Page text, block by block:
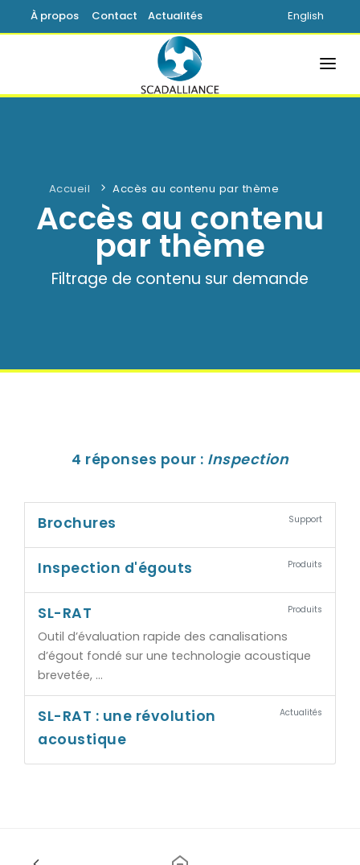
À propos Contact Actualités English
ACCUEIL
SERVICES
SAVOIR
Accueil Accès au contenu par thème
Accès au contenu
par thème
Filtrage de contenu sur demande
4 réponses pour : Inspection
Brochures Support
Inspection d'égouts Produits
SL-RAT Produits
Outil d’évaluation rapide des canalisations
d’égout fondé sur une technologie acoustique
brevetée, …
SL-RAT : une révolution
acoustique
Actualités